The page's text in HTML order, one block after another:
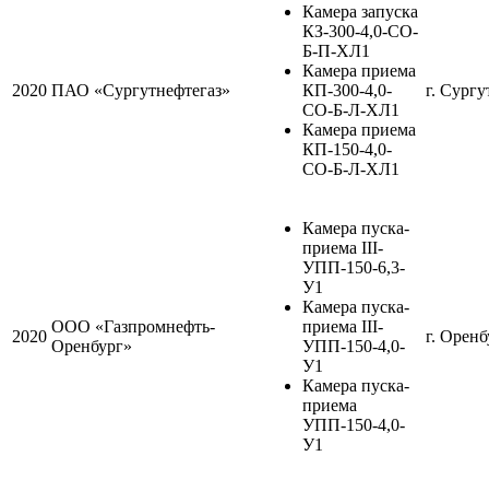
2020 ПАО «Сургутнефтегаз»
Камера запуска
КЗ-300-4,0-СО-
Б-П-ХЛ1
Камера приема
КП-300-4,0-
СО-Б-Л-ХЛ1
Камера приема
КП-150-4,0-
СО-Б-Л-ХЛ1
г.
2020
ООО «Газпромнефть-
Оренбург»
Камера пуска-
приема III-
УПП-150-6,3-
У1
Камера пуска-
приема III-
УПП-150-4,0-
У1
Камера пуска-
приема
УПП-150-4,0-
У1
г.